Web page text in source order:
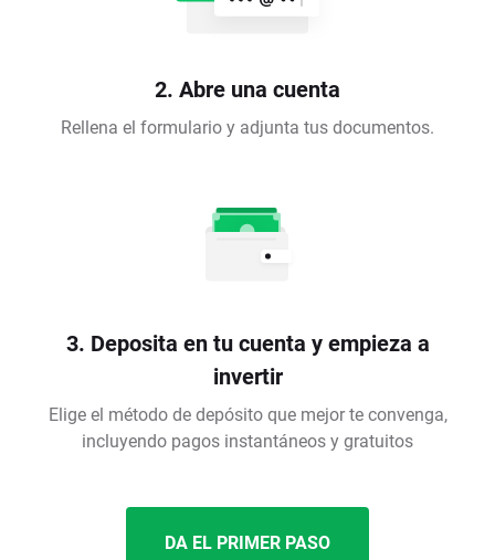
2. Abre una cuenta
Rellena el formulario y adjunta tus documentos.
3. Deposita en tu cuenta y empieza a
invertir
Elige el método de depósito que mejor te convenga,
incluyendo pagos instantáneos y gratuitos
DA EL PRIMER PASO